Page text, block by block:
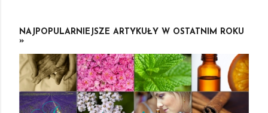
NAJPOPULARNIEJSZE ARTYKUŁY W OSTATNIM ROKU
»